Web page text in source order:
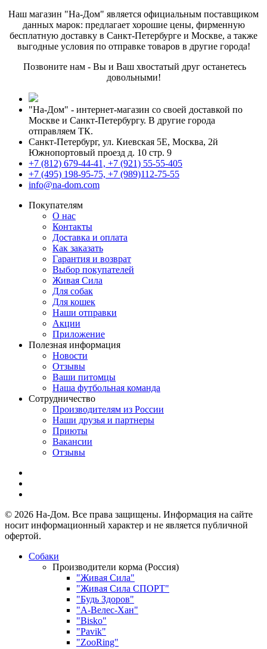
Наш магазин "На-Дом" является официальным поставщиком
данных марок: предлагает хорошие цены, фирменную
бесплатную доставку в Санкт-Петербурге и Москве, а также
выгодные условия по отправке товаров в другие города!
Позвоните нам - Вы и Ваш хвостатый друг останетесь
довольными!
"На-Дом" - интернет-магазин со своей доставкой по
Москве и Санкт-Петербургу. В другие города
отправляем ТК.
Санкт-Петербург, ул. Киевская 5Е, Москва, 2й
Южнопортовый проезд д. 10 стр. 9
+7 (812) 679-44-41, +7 (921) 55-55-405
+7 (495) 198-95-75, +7 (989)112-75-55
info@na-dom.com
Покупателям
О нас
Контакты
Доставка и оплата
Как заказать
Гарантия и возврат
Выбор покупателей
Живая Сила
Для собак
Для кошек
Наши отправки
Акции
Приложение
Полезная информация
Новости
Отзывы
Ваши питомцы
Наша футбольная команда
Сотрудничество
Производителям из России
Наши друзья и партнеры
Приюты
Вакансии
Отзывы
© 2026 На-Дом. Все права защищены. Информация на сайте
носит информационный характер и не является публичной
офертой.
Собаки
Производители корма (Россия)
"Живая Сила"
"Живая Сила СПОРТ"
"Будь Здоров"
"А-Велес-Хан"
"Bisko"
"Pavik"
"ZooRing"